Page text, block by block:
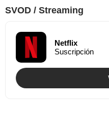
SVOD / Streaming
Netflix
Suscripción